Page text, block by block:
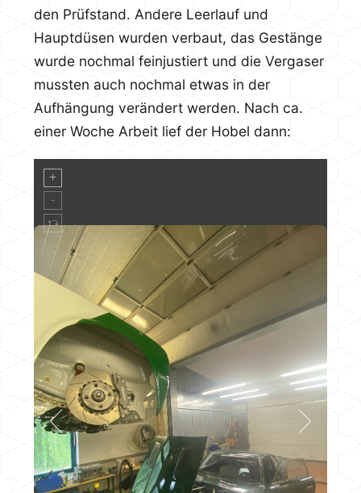
den Prüfstand. Andere Leerlauf und
Hauptdüsen wurden verbaut, das Gestänge
wurde nochmal feinjustiert und die Vergaser
mussten auch nochmal etwas in der
Aufhängung verändert werden. Nach ca.
einer Woche Arbeit lief der Hobel dann: